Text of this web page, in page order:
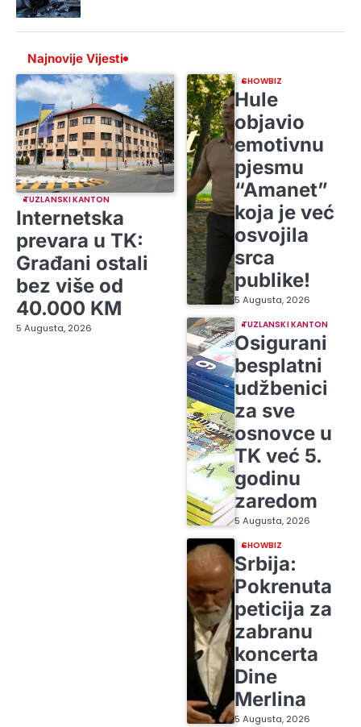
Najnovije Vijesti
TUZLANSKI KANTON
Internetska
prevara u TK:
Građani ostali
bez više od
40.000 KM
5 Augusta, 2026
SHOWBIZ
Hule
objavio
emotivnu
pjesmu
“Amanet”
koja je već
osvojila
srca
publike!
5 Augusta, 2026
TUZLANSKI KANTON
Osigurani
besplatni
udžbenici
za sve
osnovce u
TK već 5.
godinu
zaredom
5 Augusta, 2026
SHOWBIZ
Srbija:
Pokrenuta
peticija za
zabranu
koncerta
Dine
Merlina
5 Augusta, 2026